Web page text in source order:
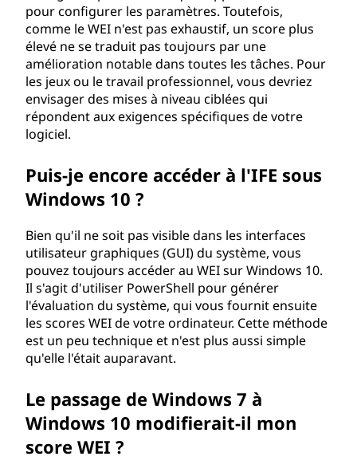
pour configurer les paramètres. Toutefois,
comme le WEI n'est pas exhaustif, un score plus
élevé ne se traduit pas toujours par une
amélioration notable dans toutes les tâches. Pour
les jeux ou le travail professionnel, vous devriez
envisager des mises à niveau ciblées qui
répondent aux exigences spécifiques de votre
logiciel.
Puis-je encore accéder à l'IFE sous
Windows 10 ?
Bien qu'il ne soit pas visible dans les interfaces
utilisateur graphiques (GUI) du système, vous
pouvez toujours accéder au WEI sur Windows 10.
Il s'agit d'utiliser PowerShell pour générer
l'évaluation du système, qui vous fournit ensuite
les scores WEI de votre ordinateur. Cette méthode
est un peu technique et n'est plus aussi simple
qu'elle l'était auparavant.
Le passage de Windows 7 à
Windows 10 modifierait-il mon
score WEI ?